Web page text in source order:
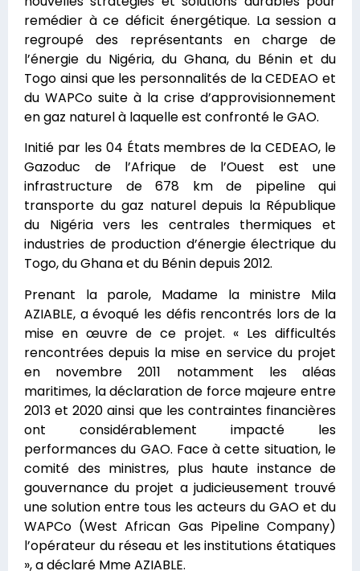
remédier à ce déficit énergétique. La session a
regroupé des représentants en charge de
l’énergie du Nigéria, du Ghana, du Bénin et du
Togo ainsi que les personnalités de la CEDEAO et
du WAPCo suite à la crise d’approvisionnement
en gaz naturel à laquelle est confronté le GAO.
Initié par les 04 États membres de la CEDEAO, le
Gazoduc de l’Afrique de l’Ouest est une
infrastructure de 678 km de pipeline qui
transporte du gaz naturel depuis la République
du Nigéria vers les centrales thermiques et
industries de production d’énergie électrique du
Togo, du Ghana et du Bénin depuis 2012.
Prenant la parole, Madame la ministre Mila
AZIABLE, a évoqué les défis rencontrés lors de la
mise en œuvre de ce projet. « Les difficultés
rencontrées depuis la mise en service du projet
en novembre 2011 notamment les aléas
maritimes, la déclaration de force majeure entre
2013 et 2020 ainsi que les contraintes financières
ont considérablement impacté les
performances du GAO. Face à cette situation, le
comité des ministres, plus haute instance de
gouvernance du projet a judicieusement trouvé
une solution entre tous les acteurs du GAO et du
WAPCo (West African Gas Pipeline Company)
l’opérateur du réseau et les institutions étatiques
», a déclaré Mme AZIABLE.